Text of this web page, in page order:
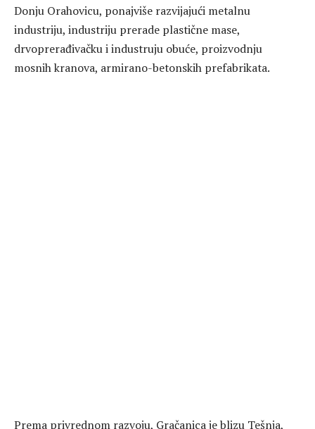
Donju Orahovicu, ponajviše razvijajući metalnu
industriju, industriju prerade plastične mase,
drvoprerađivačku i industruju obuće, proizvodnju
mosnih kranova, armirano-betonskih prefabrikata.
Prema privrednom razvoju, Gračanica je blizu Tešnja,